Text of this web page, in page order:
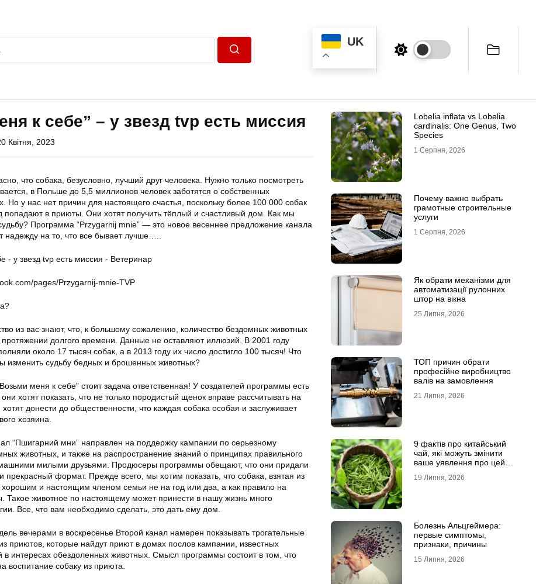
UK
к себе” – у звезд tvp есть миссия
Квітня, 2023
что собака, безусловно, лучший друг человека. Нужно только посмотреть
в Польше до 5,5 миллионов человек заботятся о собственных
Но у нас нет причин для настоящего счастья, поскольку более 100 000 собак
попадают в приюты. Они хотят получить тёплый и счастливый дом. Как мы
Программа “Przygarnij mnie” — это новое весеннее предложение канала
надежду на то, что все бывает лучше…..
pages/Przygarnij-mnie-TVP
из вас знают, что, к большому сожалению, количество бездомных животных
протяжении долгого времени. Данные не оставляют иллюзий. В 2001 году
около 17 тысяч собак, а в 2013 году их число достигло 100 тысяч! Что
изменить судьбу бедных и брошенных животных?
меня к себе” стоит задача ответственная! У создателей программы есть
хотят показать, что не только породистый щенок вправе рассчитывать на
донести до общественности, что каждая собака особая и заслуживает
хозяина.
“Пшигарний мни” направлен на поддержку кампании по серьезному
животных, и также на распространение знаний о принципах правильного
милыми друзьями. Продюсеры программы обещают, что они придали
прекрасный формат. Прежде всего, мы хотим показать, что собака, взятая из
хорошим и настоящим членом семьи не на год или два, а как правило на
Такое животное по настоящему может принести в нашу жизнь много
Все, что вам необходимо сделать, это дать ему дом.
вечерами в воскресенье Второй канал намерен показывать трогательные
приютов, которые найдут приют в домах послов кампании, известных
в интересах обездоленных животных. Смысл программы состоит в том, что
воспитание собаку из приюта.
Lobelia inflata vs Lobelia
cardinalis: One Genus, Two
Species
1 Серпня, 2026
Почему важно выбрать
грамотные строительные
услуги
1 Серпня, 2026
Як обрати механізми для
автоматизації рулонних
штор на вікна
25 Липня, 2026
ТОП причин обрати
професійне виробництво
валів на замовлення
21 Липня, 2026
9 фактів про китайський
чай, які можуть змінити
ваше уявлення про цей
19 Липня, 2026
Болезнь Альцгеймера:
первые симптомы,
признаки, причины
15 Липня, 2026